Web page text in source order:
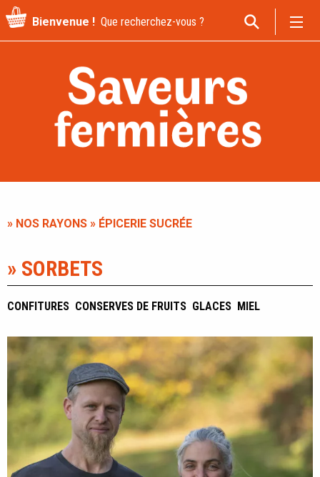
Recherche
pour
Bienvenue !
» NOS RAYONS » ÉPICERIE SUCRÉE
» SORBETS
CONFITURES CONSERVES DE FRUITS GLACES MIEL